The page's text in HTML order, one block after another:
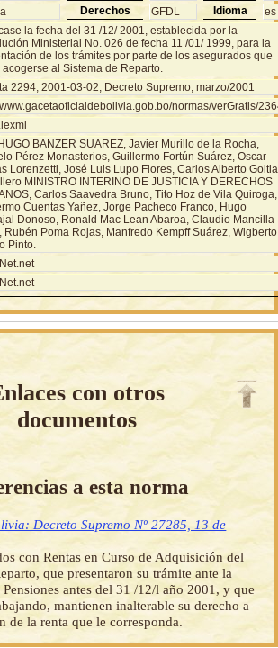
Derechos GFDL Idioma es
la fecha del 31 /12/ 2001, establecida por la
Ministerial No. 026 de fecha 11 /01/ 1999, para la
de los trámites por parte de los asegurados que
al Sistema de Reparto.
2294, 2001-03-02, Decreto Supremo, marzo/2001
normas/verGratis/
BANZER SUAREZ, Javier Murillo de la Rocha,
Pérez Monasterios, Guillermo Fortún Suárez, Oscar
Lorenzetti, José Luis Lupo Flores, Carlos Alberto Goitia
MINISTRO INTERINO DE JUSTICIA Y DERECHOS
Carlos Saavedra Bruno, Tito Hoz de Vila Quiroga,
Cuentas Yañez, Jorge Pacheco Franco, Hugo
Donoso, Ronald Mac Lean Abaroa, Claudio Mancilla
Rubén Poma Rojas, Manfredo Kempff Suárez, Wigberto
Pinto.
con otros
documentos
a esta norma
Decreto Supremo Nº 27285, 13 de
con Rentas en Curso de Adquisición del
que presentaron su trámite ante la
antes del 31 /12/l año 2001, y que
mantienen inalterable su derecho a
de la renta que le corresponda.